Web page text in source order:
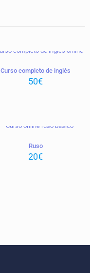
Curso completo de inglés
50€
Ruso
20€